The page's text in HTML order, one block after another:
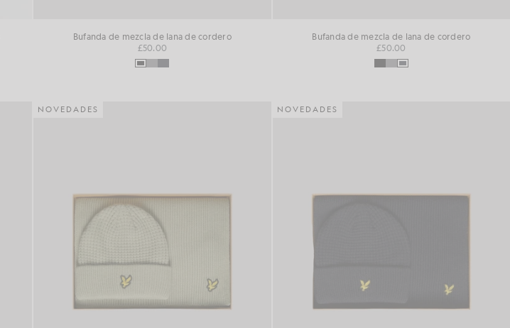
Bufanda de mezcla de lana de cordero
£50.00
Bufanda de mezcla de lana de cordero
£50.00
NOVEDADES NOVEDADES